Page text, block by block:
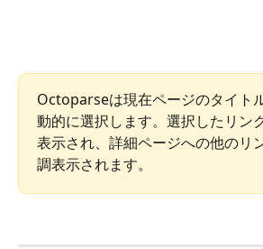
Octoparseは現在ページのタイト
動的に選択します。選択したリン
表示され、詳細ページへの他のリ
調表示されます。